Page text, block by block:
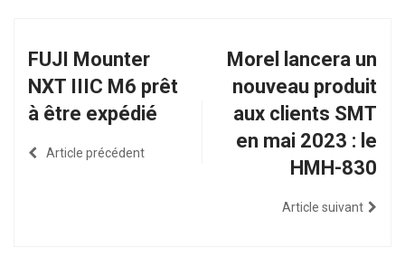
FUJI Mounter
NXT IIIC M6 prêt
à être expédié
Article précédent
Morel lancera un
nouveau produit
aux clients SMT
en mai 2023 : le
HMH-830
Article suivant